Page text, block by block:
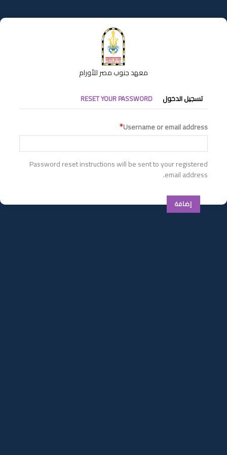
إلى
المحتوى
معهد جنوب مصر للأورام
التبويبات
الأساسية
تسجيل الدخول RESET YOUR PASSWORD
Username or email address
Password reset instructions will be sent to your registered
email address.